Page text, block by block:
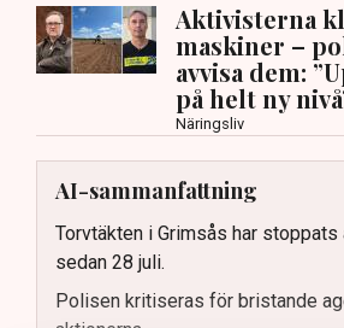
Aktivisterna
maskiner –
avvisa dem:
på helt ny
Näringsliv
AI-sammanfattning
Torvtäkten i Grimsås har
sedan 28 juli.
Polisen kritiseras för bristande